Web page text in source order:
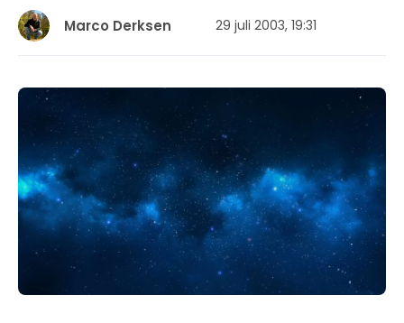
Marco Derksen 29 juli 2003, 19:31